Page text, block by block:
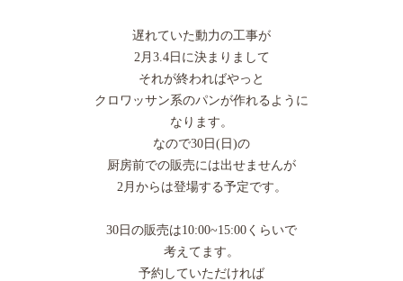
遅れていた動力の工事が
2月3.4日に決まりまして
それが終わればやっと
クロワッサン系のパンが作れるように
なります。
なので30日(日)の
厨房前での販売には出せませんが
2月からは登場する予定です。
30日の販売は10:00~15:00くらいで
考えてます。
予約していただければ